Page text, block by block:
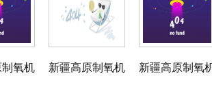
氧机 新疆高原制氧机 新疆高原制氧